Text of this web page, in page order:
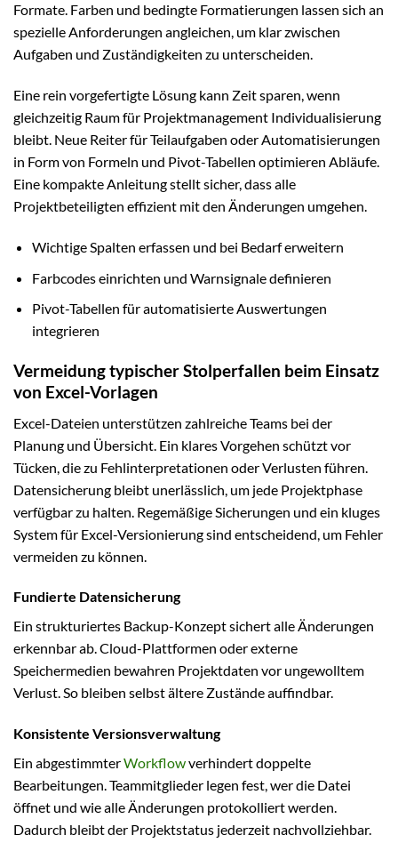
Formate. Farben und bedingte Formatierungen lassen sich an
spezielle Anforderungen angleichen, um klar zwischen
Aufgaben und Zuständigkeiten zu unterscheiden.
Eine rein vorgefertigte Lösung kann Zeit sparen, wenn
gleichzeitig Raum für Projektmanagement Individualisierung
bleibt. Neue Reiter für Teilaufgaben oder Automatisierungen
in Form von Formeln und Pivot-Tabellen optimieren Abläufe.
Eine kompakte Anleitung stellt sicher, dass alle
Projektbeteiligten effizient mit den Änderungen umgehen.
Wichtige Spalten erfassen und bei Bedarf erweitern
Farbcodes einrichten und Warnsignale definieren
Pivot-Tabellen für automatisierte Auswertungen
integrieren
Vermeidung typischer Stolperfallen beim Einsatz
von Excel-Vorlagen
Excel-Dateien unterstützen zahlreiche Teams bei der
Planung und Übersicht. Ein klares Vorgehen schützt vor
Tücken, die zu Fehlinterpretationen oder Verlusten führen.
Datensicherung bleibt unerlässlich, um jede Projektphase
verfügbar zu halten. Regemäßige Sicherungen und ein kluges
System für Excel-Versionierung sind entscheidend, um Fehler
vermeiden zu können.
Fundierte Datensicherung
Ein strukturiertes Backup-Konzept sichert alle Änderungen
erkennbar ab. Cloud-Plattformen oder externe
Speichermedien bewahren Projektdaten vor ungewolltem
Verlust. So bleiben selbst ältere Zustände auffindbar.
Konsistente Versionsverwaltung
Ein abgestimmterWorkflowverhindert doppelte
Bearbeitungen. Teammitglieder legen fest, wer die Datei
öffnet und wie alle Änderungen protokolliert werden.
Dadurch bleibt der Projektstatus jederzeit nachvollziehbar.